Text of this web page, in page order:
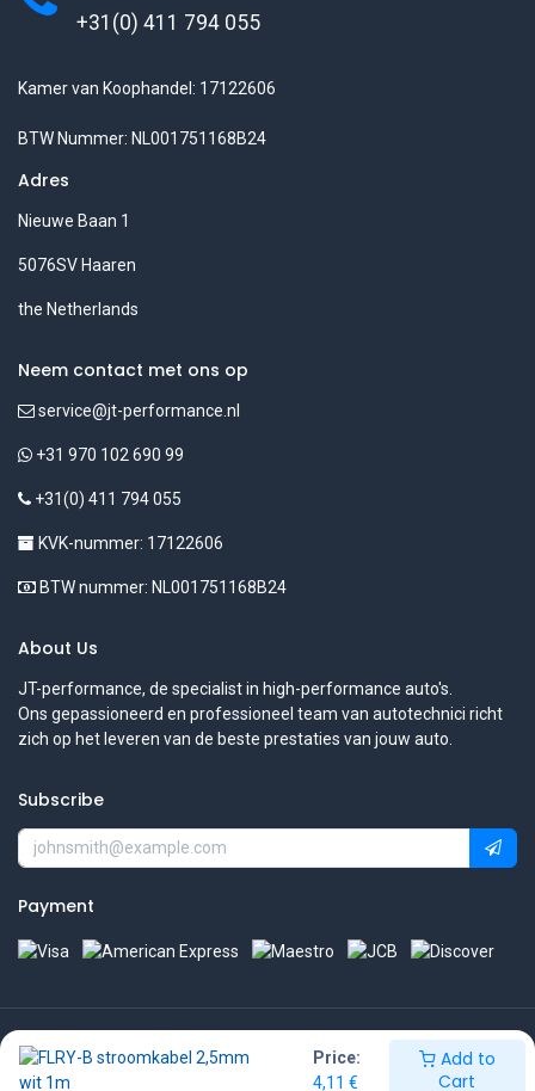
Price:
4,11 €
Add to
Cart
+31(0) 411 794 055
Kamer van Koophandel: 17122606
BTW Nummer: NL001751168B24
Adres
Nieuwe Baan 1
5076SV Haaren
the Netherlands
Neem contact met ons op
service@jt-performance.nl
+31 970 102 690 99
+31(0) 411 794 055
KVK-nummer: 17122606
BTW nummer: NL001751168B24
About Us
JT-performance, de specialist in high-performance auto's.
Ons gepassioneerd en professioneel team van autotechnici richt
zich op het leveren van de beste prestaties van jouw auto.
Subscribe
Payment